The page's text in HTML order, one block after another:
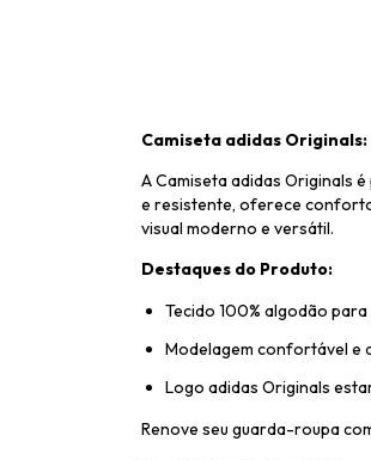
Camiseta adidas
A Camiseta adidas Originals
e resistente, oferece
visual moderno e versátil.
Destaques do Produto:
Tecido 100% algodão
Modelagem confortável e
Logo adidas Originals
Renove seu guarda-roupa